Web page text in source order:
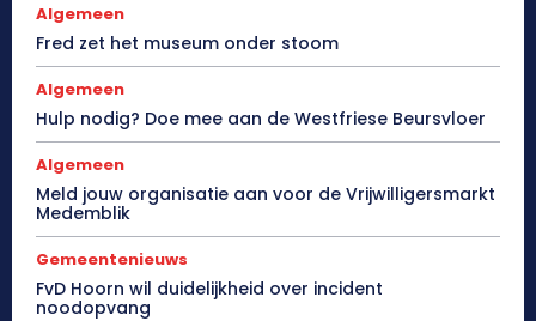
Algemeen
Fred zet het museum onder stoom
Algemeen
Hulp nodig? Doe mee aan de Westfriese Beursvloer
Algemeen
Meld jouw organisatie aan voor de Vrijwilligersmarkt
Medemblik
Gemeentenieuws
FvD Hoorn wil duidelijkheid over incident
noodopvang